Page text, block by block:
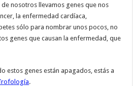
nosotros llevamos genes que nos
la enfermedad cardíaca,
sólo para nombrar unos pocos, no
genes que causan la enfermedad, que
estos genes están apagados, estás a
.